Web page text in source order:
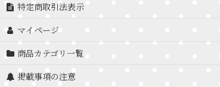
特定商取引法表示
マイページ
商品カテゴリ一覧
掲載事項の注意